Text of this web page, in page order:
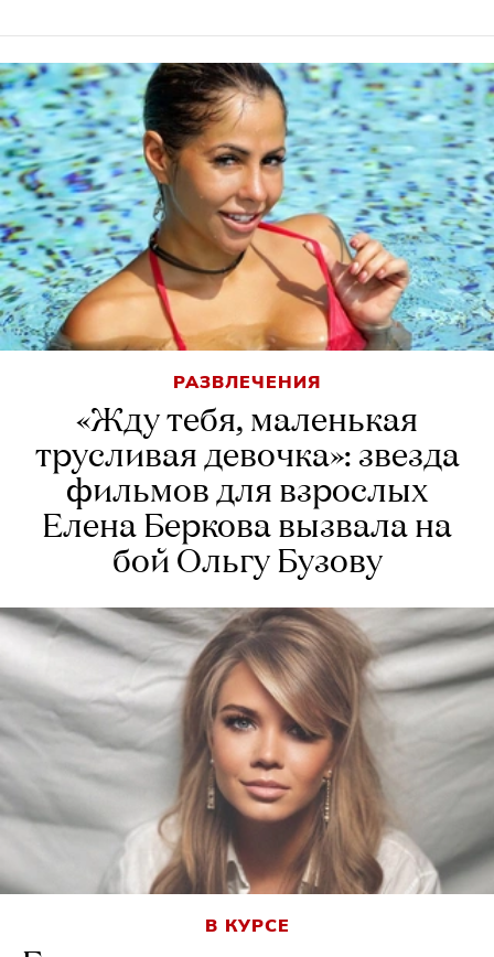
РАЗВЛЕЧЕНИЯ
«Жду тебя, маленькая
трусливая девочка»: звезда
фильмов для взрослых
Елена Беркова вызвала на
бой Ольгу Бузову
В КУРСЕ